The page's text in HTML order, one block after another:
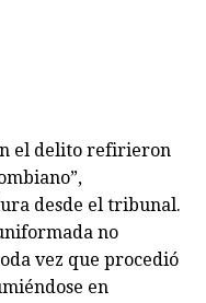
el delito refirieron
desde el tribunal.
no
vez que procedió
en